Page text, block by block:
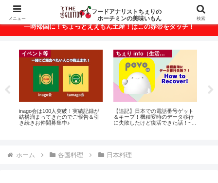
ベトナム・ホーチミンの美味いもんが満載！
一時帰国に！ちょっとええもん土産！はこの赤帯をタッチ！
イベント等
inago会は100人突破！実績記録が
結構溜まってきたのでご報告＆引
き続きお仲間募集中♪
ちぇり info（生活情報）
【追記】日本での電話番号ゲット
＆キープ！機種変時のデータ移行
に失敗したけど復活できた話！~
ホーム 各国料理 日本料理
メニュー
フードアナリストちぇりの
ホーチミンの美味いもん
検索